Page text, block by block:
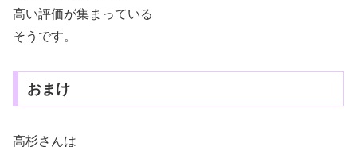
高い評価が集まっている
そうです。
おまけ
高杉さんは